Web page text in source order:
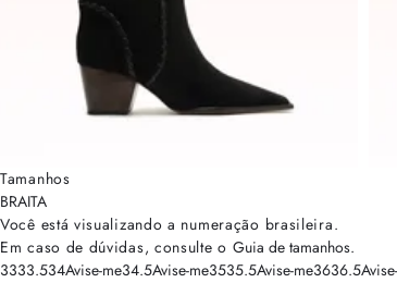
Tamanhos
BRAITA
Você está visualizando a numeração brasileira.
Em caso de dúvidas, consulte o Guia de tamanhos.
3333.534Avise-me34.5Avise-me3535.5Avise-me3636.5